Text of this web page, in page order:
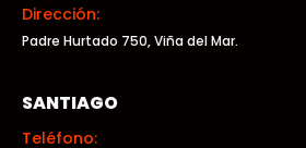
Dirección:
Padre Hurtado 750, Viña del Mar.
SANTIAGO
Teléfono: